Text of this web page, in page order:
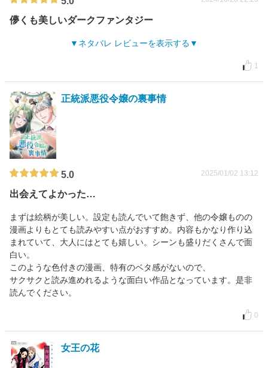
儚くも美しいダークファンタジー
ネタバレ レビューを表示する
1
正統派悪役令嬢の裏事情
5.0 2025/01/02 13:12
出会えてよかった…
まずは絵柄が美しい。設定も読んでいて飽きず、他の令嬢ものの
漫画よりもとても読みやすい点がおすすめ。内容もかなり作り込
まれていて、大人にはとても嬉しい。シーンも盛りだくさんで面
白い。
このような色付きの漫画、特有のベタ感がないので、
サクサクと読み進めれるような面白い作品となっています。是非
読んでください。
0
女王の花